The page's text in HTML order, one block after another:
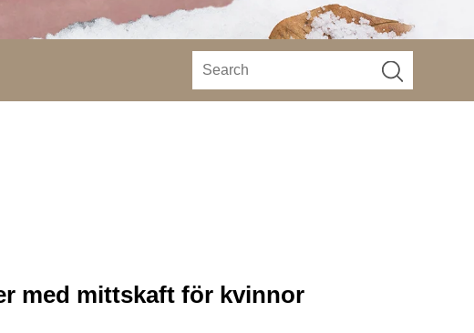
med mittskaft för kvinnor